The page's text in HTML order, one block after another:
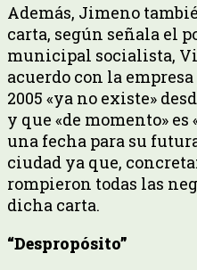
Además, Jimeno
carta, según señala el
municipal socialista,
acuerdo con la
2005 «ya no existe»
y que «de momento»
una fecha para su
ciudad ya que,
rompieron todas las
dicha carta.
“Despropósito”